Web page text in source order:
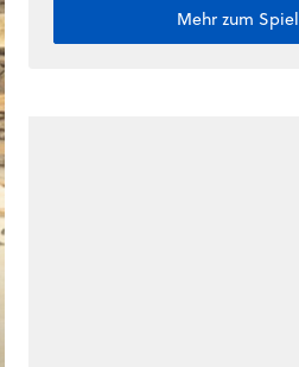
Mehr zum Spiel